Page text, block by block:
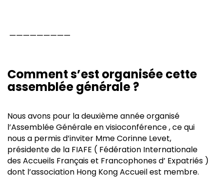
—————————
Comment s’est organisée cette
assemblée générale ?
Nous avons pour la deuxième année organisé
l’Assemblée Générale en visioconférence , ce qui
nous a permis d’inviter Mme Corinne Levet,
présidente de la FIAFE ( Fédération Internationale
des Accueils Français et Francophones d’ Expatriés )
dont l’association Hong Kong Accueil est membre.